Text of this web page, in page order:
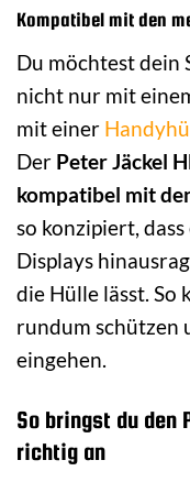
Kompatibel mit den
Du möchtest dein
nicht nur mit
mit einer
Der Peter Jäckel
kompatibel mit
so konzipiert,
Displays
die Hülle lässt. So
rundum schützen
eingehen.
So bringst du den
richtig an